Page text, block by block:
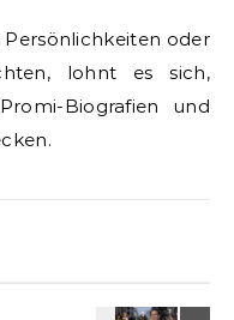
oder
lohnt es sich,
Biografien und